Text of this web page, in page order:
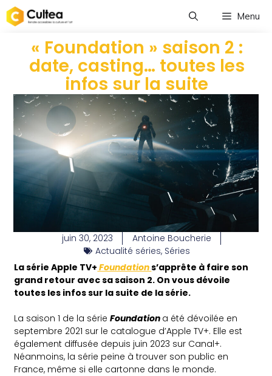
Menu
« Foundation » saison 2 :
date, casting… toutes les
infos sur la suite
juin 30, 2023
Antoine Boucherie
Actualité séries, Séries
La série Apple TV+ Foundations’apprête à faire son
grand retour avec sa saison 2. On vous dévoile
toutes les infos sur la suite de la série.
La saison 1 de la sérieFoundation a été dévoilée en
septembre 2021 sur le catalogue d’Apple TV+. Elle est
également diffusée depuis juin 2023 sur Canal+.
Néanmoins, la série peine à trouver son public en
France, même si elle cartonne dans le monde.